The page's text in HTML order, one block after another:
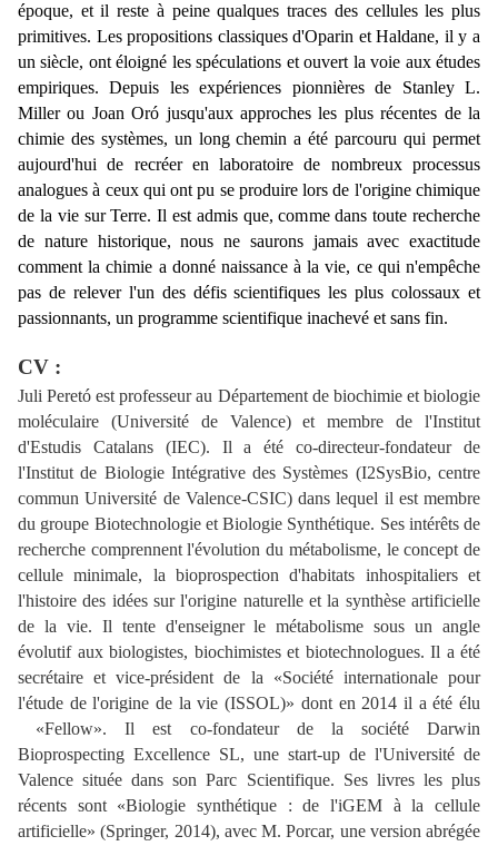
époque, et il reste à peine qualques traces des cellules les plus
primitives. Les propositions classiques d'Oparin et Haldane, il y a
un siècle, ont éloigné les spéculations et ouvert la voie aux études
empiriques. Depuis les expériences pionnières de Stanley L.
Miller ou Joan Oró jusqu'aux approches les plus récentes de la
chimie des systèmes, un long chemin a été parcouru qui permet
aujourd'hui de recréer en laboratoire de nombreux processus
analogues à ceux qui ont pu se produire lors de l'origine chimique
de la vie sur Terre. Il est admis que, comme dans toute recherche
de nature historique, nous ne saurons jamais avec exactitude
comment la chimie a donné naissance à la vie, ce qui n'empêche
pas de relever l'un des défis scientifiques les plus colossaux et
passionnants, un programme scientifique inachevé et sans fin.
CV :
Juli Peretó est professeur au Département de biochimie et biologie
moléculaire (Université de Valence) et membre de l'Institut
d'Estudis Catalans (IEC). Il a été co-directeur-fondateur de
l'Institut de Biologie Intégrative des Systèmes (I2SysBio, centre
commun Université de Valence-CSIC) dans lequel il est membre
du groupe Biotechnologie et Biologie Synthétique. Ses intérêts de
recherche comprennent l'évolution du métabolisme, le concept de
cellule minimale, la bioprospection d'habitats inhospitaliers et
l'histoire des idées sur l'origine naturelle et la synthèse artificielle
de la vie. Il tente d'enseigner le métabolisme sous un angle
évolutif aux biologistes, biochimistes et biotechnologues. Il a été
secrétaire et vice-président de la «Société internationale pour
l'étude de l'origine de la vie (ISSOL)» dont en 2014 il a été élu
«Fellow». Il est co-fondateur de la société Darwin
Bioprospecting Excellence SL, une start-up de l'Université de
Valence située dans son Parc Scientifique. Ses livres les plus
récents sont «Biologie synthétique : de l'iGEM à la cellule
artificielle» (Springer, 2014), avec M. Porcar, une version abrégée